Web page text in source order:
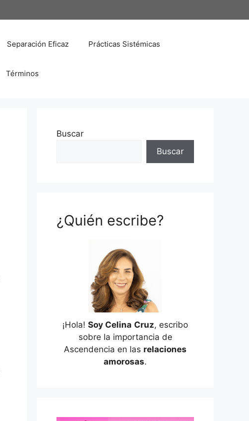
Separación Eficaz Prácticas Sistémicas
Términos
Buscar
Buscar
¿Quién escribe?
¡Hola! Soy Celina Cruz, escribo
sobre la importancia de
Ascendencia en las relaciones
amorosas.